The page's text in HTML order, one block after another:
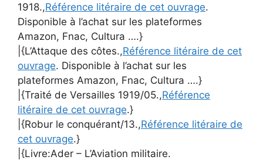
1918.,Référence litéraire de cet ouvrage.
Disponible à l’achat sur les plateformes
Amazon, Fnac, Cultura ….}
|{L’Attaque des côtes.,Référence litéraire de cet
ouvrage. Disponible à l’achat sur les
plateformes Amazon, Fnac, Cultura ….}
|{Traité de Versailles 1919/05.,Référence
litéraire de cet ouvrage.}
|{Robur le conquérant/13.,Référence litéraire de
cet ouvrage.}
|{Livre:Ader – L’Aviation militaire.